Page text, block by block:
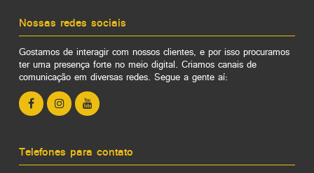
Nossas redes sociais
Gostamos de interagir com nossos clientes, e por isso procuramos
ter uma presença forte no meio digital. Criamos canais de
comunicação em diversas redes. Segue a gente aí:
Telefones para contato